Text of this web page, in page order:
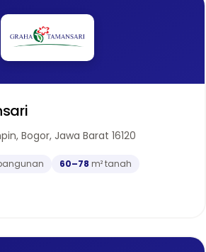
Bogor, Jawa Barat 16120
60–78 m² tanah